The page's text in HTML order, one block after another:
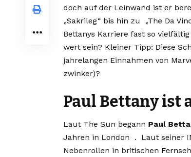
doch auf der Leinwand ist er
„Sakrileg“ bis hin zu „The Da
Bettanys Karriere fast so
wert sein? Kleiner Tipp: Diese
jahrelangen Einnahmen von
zwinker)?
Paul Bettany ist
Laut The Sun begann Paul
Jahren in London . Laut seiner
Nebenrollen in britischen